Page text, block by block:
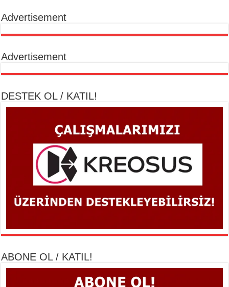
Advertisement
Advertisement
DESTEK OL / KATIL!
ABONE OL / KATIL!